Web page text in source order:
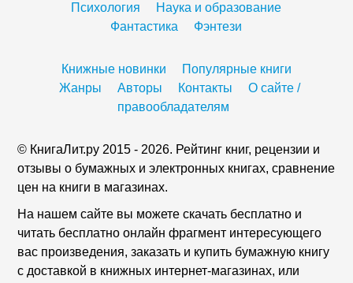
Психология
Наука и образование
Фантастика
Фэнтези
Книжные новинки
Популярные книги
Жанры
Авторы Контакты
О сайте /
правообладателям
© КнигаЛит.ру 2015 - 2026. Рейтинг книг, рецензии и
отзывы о бумажных и электронных книгах, сравнение
цен на книги в магазинах.
На нашем сайте вы можете скачать бесплатно и
читать бесплатно онлайн фрагмент интересующего
вас произведения, заказать и купить бумажную книгу
с доставкой в книжных интернет-магазинах, или